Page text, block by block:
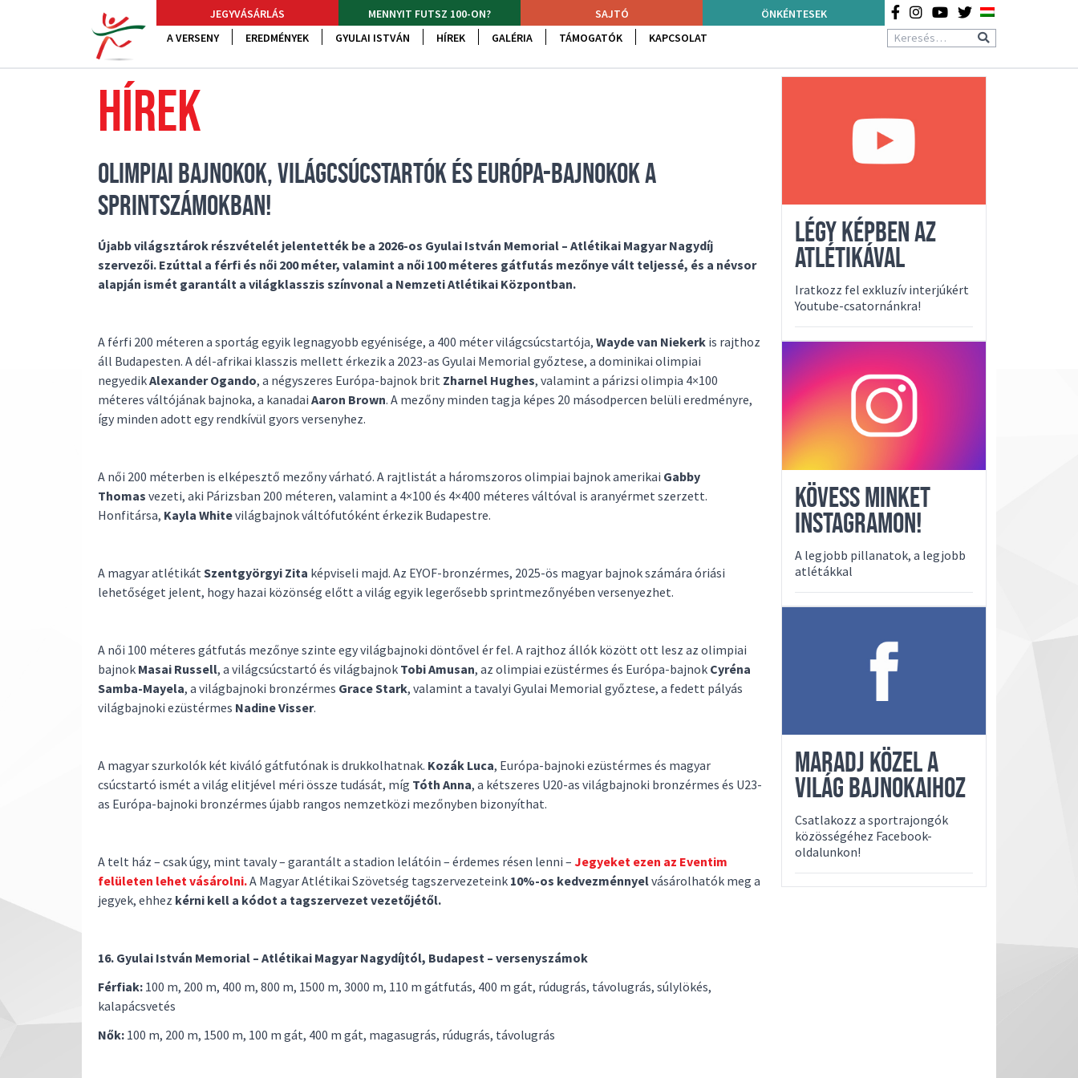
JEGYVÁSÁRLÁS MENNYIT FUTSZ 100-ON? SAJTÓ
ÖNKÉNTESEK
A VERSENY
EREDMÉNYEK GYULAI ISTVÁN HÍREK GALÉRIA TÁMOGATÓK KAPCSOLAT
HÍREK
OLIMPIAI BAJNOKOK, VILÁGCSÚCSTARTÓK ÉS EURÓPA-BAJNOKOK A
SPRINTSZÁMOKBAN!
Újabb világsztárok részvételét jelentették be a 2026-os Gyulai István Memorial – Atlétikai Magyar Nagydíj
szervezői. Ezúttal a férfi és női 200 méter, valamint a női 100 méteres gátfutás mezőnye vált teljessé, és a névsor
alapján ismét garantált a világklasszis színvonal a Nemzeti Atlétikai Központban.
A férfi 200 méteren a sportág egyik legnagyobb egyénisége, a 400 méter világcsúcstartója, Wayde van Niekerk is rajthoz
áll Budapesten. A dél-afrikai klasszis mellett érkezik a 2023-as Gyulai Memorial győztese, a dominikai olimpiai
negyedikAlexander Ogando, a négyszeres Európa-bajnok brit Zharnel Hughes, valamint a párizsi olimpia 4×100
méteres váltójának bajnoka, a kanadai Aaron Brown. A mezőny minden tagja képes 20 másodpercen belüli eredményre,
így minden adott egy rendkívül gyors versenyhez.
A női 200 méterben is elképesztő mezőny várható. A rajtlistát a háromszoros olimpiai bajnok amerikai Gabby
Thomas vezeti, aki Párizsban 200 méteren, valamint a 4×100 és 4×400 méteres váltóval is aranyérmet szerzett.
Honfitársa, Kayla Whitevilágbajnok váltófutóként érkezik Budapestre.
A magyar atlétikát Szentgyörgyi Zita képviseli majd. Az EYOF-bronzérmes, 2025-ös magyar bajnok számára óriási
lehetőséget jelent, hogy hazai közönség előtt a világ egyik legerősebb sprintmezőnyében versenyezhet.
A női 100 méteres gátfutás mezőnye szinte egy világbajnoki döntővel ér fel. A rajthoz állók között ott lesz az olimpiai
bajnok Masai Russell, a világcsúcstartó és világbajnok Tobi Amusan, az olimpiai ezüstérmes és Európa-bajnok Cyréna
Samba-Mayela, a világbajnoki bronzérmes Grace Stark, valamint a tavalyi Gyulai Memorial győztese, a fedett pályás
világbajnoki ezüstérmes Nadine Visser.
A magyar szurkolók két kiváló gátfutónak is drukkolhatnak. Kozák Luca, Európa-bajnoki ezüstérmes és magyar
csúcstartó ismét a világ elitjével méri össze tudását, míg Tóth Anna, a kétszeres U20-as világbajnoki bronzérmes és U23-
as Európa-bajnoki bronzérmes újabb rangos nemzetközi mezőnyben bizonyíthat.
A telt ház – csak úgy, mint tavaly – garantált a stadion lelátóin – érdemes résen lenni – Jegyeket ezen az Eventim
felületen lehet vásárolni.A Magyar Atlétikai Szövetség tagszervezeteink 10%-os kedvezménnyelvásárolhatók meg a
jegyek, ehhez kérni kell a kódot a tagszervezet vezetőjétől.
16. Gyulai István Memorial – Atlétikai Magyar Nagydíjtól, Budapest – versenyszámok
Férfiak: 100 m, 200 m, 400 m, 800 m, 1500 m, 3000 m, 110 m gátfutás, 400 m gát, rúdugrás, távolugrás, súlylökés,
kalapácsvetés
Nők: 100 m, 200 m, 1500 m, 100 m gát, 400 m gát, magasugrás, rúdugrás, távolugrás
LÉGY KÉPBEN AZ
ATLÉTIKÁVAL
Iratkozz fel exkluzív interjúkért
Youtube-csatornánkra!
KÖVESS MINKET
INSTAGRAMON!
A legjobb pillanatok, a legjobb
atlétákkal
MARADJ KÖZEL A
VILÁG BAJNOKAIHOZ
Csatlakozz a sportrajongók
közösségéhez Facebook-
oldalunkon!